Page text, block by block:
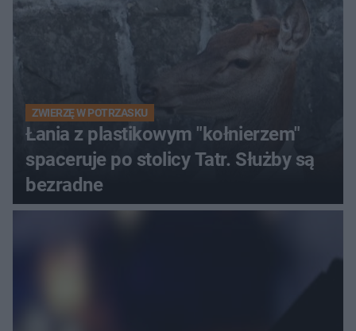
ZWIERZĘ W POTRZASKU
Łania z plastikowym "kołnierzem"
spaceruje po stolicy Tatr. Służby są
bezradne